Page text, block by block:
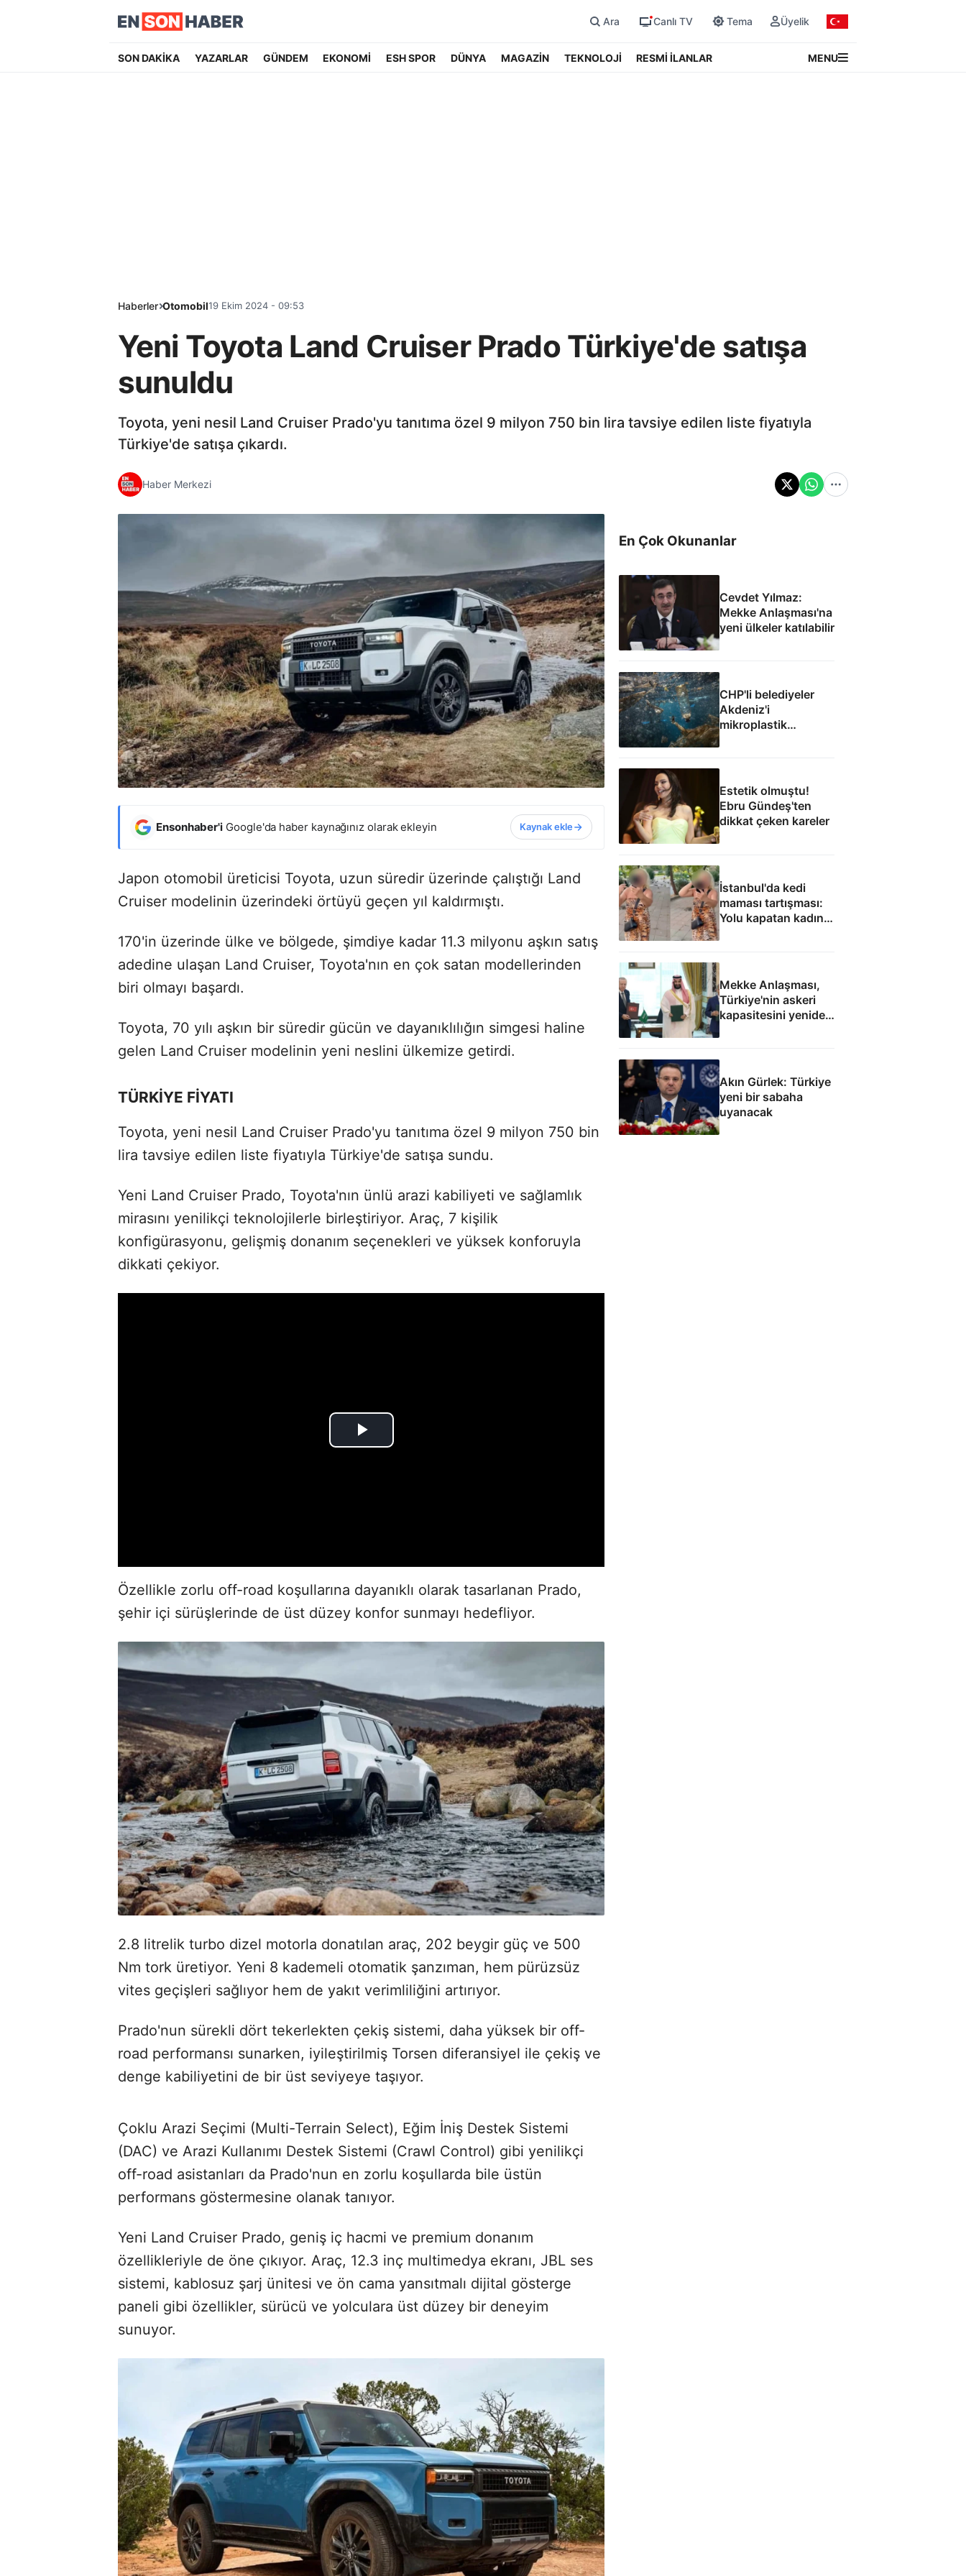
Ara Canlı TV Tema Üyelik
SON DAKİKA YAZARLAR GÜNDEM EKONOMİ ESH SPOR DÜNYA MAGAZİN TEKNOLOJİ RESMİ İLANLAR MENU
Haberler Otomobil19 Ekim 2024 - 09:53
Yeni Toyota Land Cruiser Prado Türkiye'de satışa
sunuldu
Toyota, yeni nesil Land Cruiser Prado'yu tanıtıma özel 9 milyon 750 bin lira tavsiye edilen liste fiyatıyla
Türkiye'de satışa çıkardı.
Haber Merkezi
Ensonhaber'i Google'da haber kaynağınız olarak ekleyin Kaynak ekle
Japon otomobil üreticisi Toyota, uzun süredir üzerinde çalıştığı Land
Cruiser modelinin üzerindeki örtüyü geçen yıl kaldırmıştı.
170'in üzerinde ülke ve bölgede, şimdiye kadar 11.3 milyonu aşkın satış
adedine ulaşan Land Cruiser, Toyota'nın en çok satan modellerinden
biri olmayı başardı.
Toyota, 70 yılı aşkın bir süredir gücün ve dayanıklılığın simgesi haline
gelen Land Cruiser modelinin yeni neslini ülkemize getirdi.
TÜRKİYE FİYATI
Toyota, yeni nesil Land Cruiser Prado'yu tanıtıma özel 9 milyon 750 bin
lira tavsiye edilen liste fiyatıyla Türkiye'de satışa sundu.
Yeni Land Cruiser Prado, Toyota'nın ünlü arazi kabiliyeti ve sağlamlık
mirasını yenilikçi teknolojilerle birleştiriyor. Araç, 7 kişilik
konfigürasyonu, gelişmiş donanım seçenekleri ve yüksek konforuyla
dikkati çekiyor.
Özellikle zorlu off-road koşullarına dayanıklı olarak tasarlanan Prado,
şehir içi sürüşlerinde de üst düzey konfor sunmayı hedefliyor.
2.8 litrelik turbo dizel motorla donatılan araç, 202 beygir güç ve 500
Nm tork üretiyor. Yeni 8 kademeli otomatik şanzıman, hem pürüzsüz
vites geçişleri sağlıyor hem de yakıt verimliliğini artırıyor.
Prado'nun sürekli dört tekerlekten çekiş sistemi, daha yüksek bir off-
road performansı sunarken, iyileştirilmiş Torsen diferansiyel ile çekiş ve
denge kabiliyetini de bir üst seviyeye taşıyor.
Çoklu Arazi Seçimi (Multi-Terrain Select), Eğim İniş Destek Sistemi
(DAC) ve Arazi Kullanımı Destek Sistemi (Crawl Control) gibi yenilikçi
off-road asistanları da Prado'nun en zorlu koşullarda bile üstün
performans göstermesine olanak tanıyor.
Yeni Land Cruiser Prado, geniş iç hacmi ve premium donanım
özellikleriyle de öne çıkıyor. Araç, 12.3 inç multimedya ekranı, JBL ses
sistemi, kablosuz şarj ünitesi ve ön cama yansıtmalı dijital gösterge
paneli gibi özellikler, sürücü ve yolculara üst düzey bir deneyim
sunuyor.
En Çok Okunanlar
Cevdet Yılmaz:
Mekke Anlaşması'na
yeni ülkeler katılabilir
CHP'li belediyeler
Akdeniz'i
mikroplastik
felaketine teslim etti
Estetik olmuştu!
Ebru Gündeş'ten
dikkat çeken kareler
İstanbul'da kedi
maması tartışması:
Yolu kapatan kadın
gözaltında
Mekke Anlaşması,
Türkiye'nin askeri
kapasitesini yeniden
uluslararası
gündemine getirdi
Akın Gürlek: Türkiye
yeni bir sabaha
uyanacak